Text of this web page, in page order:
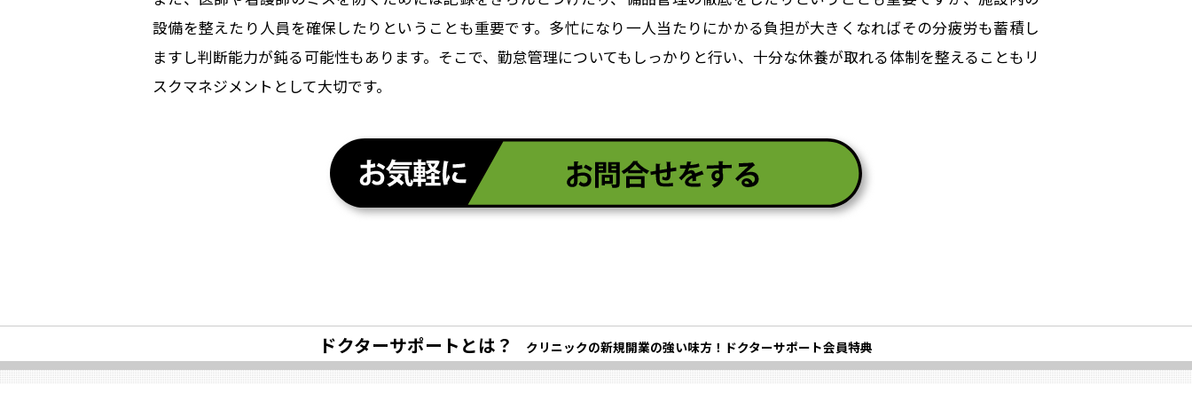
設備を整えたり人員を確保したりということも重要です。多忙になり一人当たりにかかる負担が大きくなればその分疲労も蓄積し
ますし判断能力が鈍る可能性もあります。そこで、勤怠管理についてもしっかりと行い、十分な休養が取れる体制を整えることもリ
スクマネジメントとして大切です。
ドクターサポートとは？ クリニックの新規開業の強い味方！ドクターサポート会員特典